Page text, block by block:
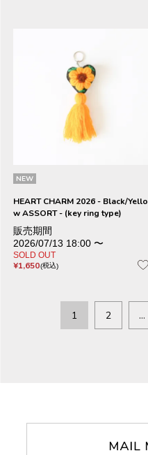
NEW
HEART CHARM 2026 - Black/Yello
w ASSORT - (key ring type)
販売期間
2026/07/13 18:00 〜
SOLD OUT
¥1,650 税込
1 2 …